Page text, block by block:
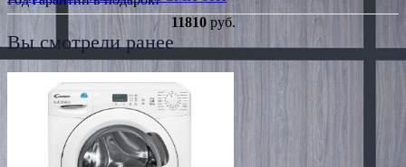
11810руб.
Вы смотрели ранее